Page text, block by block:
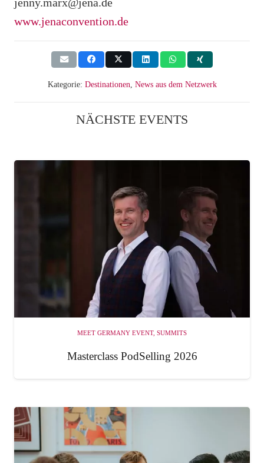
www.jenaconvention.de
Kategorie: Destinationen News aus dem Netzwerk
NÄCHSTE EVENTS
MEET GERMANY EVENT, SUMMITS
Masterclass PodSelling 2026